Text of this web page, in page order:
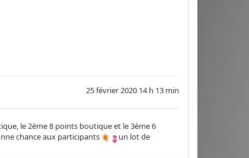
25 février 2020 14 h 13 min
le 2ème 8 points boutique et le 3ème 6
chance aux participants
un lot de